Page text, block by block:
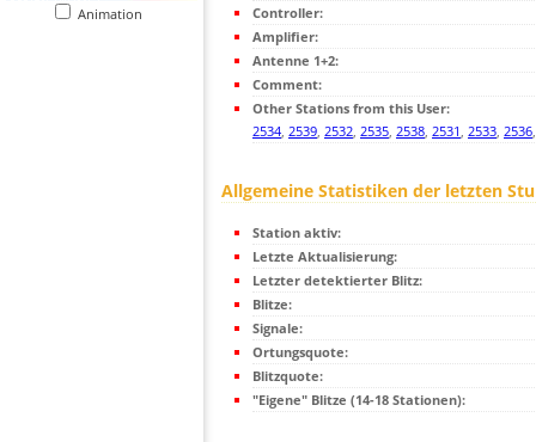
Animation
Controller:
Amplifier:
Antenne 1+2:
Comment:
Other Stations from this User:
2534, 2539, 2532, 2535, 2538, 2531, 2533, 2536
Allgemeine Statistiken der letzten
Station aktiv:
Letzte Aktualisierung:
Letzter detektierter Blitz:
Blitze:
Signale:
Ortungsquote:
Blitzquote:
"Eigene" Blitze (14-18 Stationen):